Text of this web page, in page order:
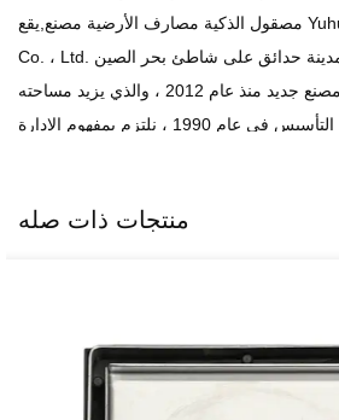
مصقول الذكية مصارف الأرضية مصنع ,يقع Yuhuan Better Machinery
Co. ، Ltd. في يوهوان وهي مدينة حدائق على شاطئ بحر الصين
الشرقي. لقد انتقلنا إلى مصنع جديد منذ عام 2012 ، والذي يزيد مساحته
عن 10000 متر مربع. منذ التأسيس في عام 1990 ، نلتزم بمفهوم الإدارة
الأرضية ، والصفائح المعدنية. الآن ، قمنا
منتجات ذات صله